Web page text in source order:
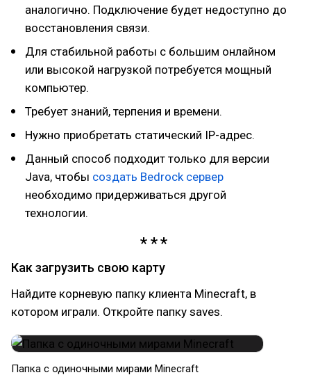
аналогично. Подключение будет недоступно до
восстановления связи.
Для стабильной работы с большим онлайном
или высокой нагрузкой потребуется мощный
компьютер.
Требует знаний, терпения и времени.
Нужно приобретать статический IP-адрес.
Данный способ подходит только для версии
Java, чтобы создать Bedrock сервер
необходимо придерживаться другой
технологии.
Как загрузить свою карту
Найдите корневую папку клиента Minecraft, в
котором играли. Откройте папку saves.
Папка с одиночными мирами Minecraft